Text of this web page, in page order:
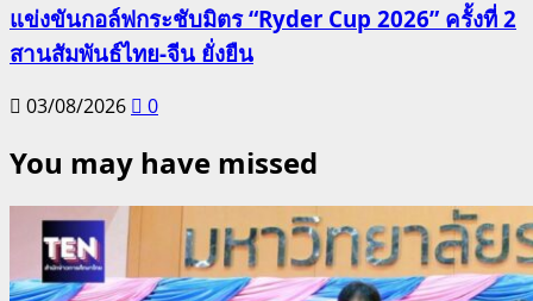
แข่งขันกอล์ฟกระชับมิตร “Ryder Cup 2026” ครั้งที่ 2
สานสัมพันธ์ไทย-จีน ยั่งยืน
03/08/2026 0
You may have missed